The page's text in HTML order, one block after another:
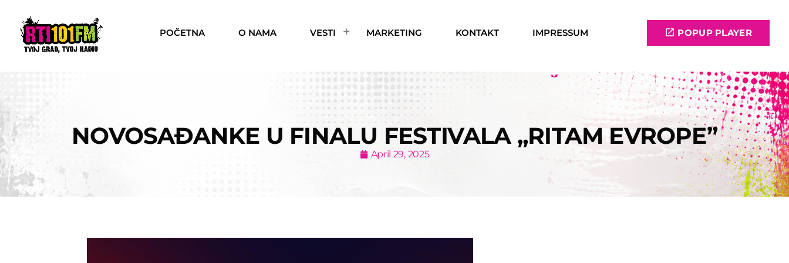
POČETNA O NAMA VESTI MARKETING KONTAKT IMPRESSUM open_in_new POPUP PLAYER
NOVOSAĐANKE U FINALU FESTIVALA „RITAM EVROPE”
April 29, 2025